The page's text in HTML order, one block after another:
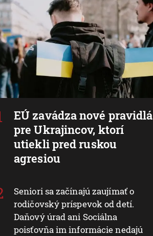
EÚ zavádza nové pravidlá
pre Ukrajincov, ktorí
utiekli pred ruskou
agresiou
Seniori sa začínajú zaujímať o
rodičovský príspevok od detí.
Daňový úrad ani Sociálna
poisťovňa im informácie nedajú